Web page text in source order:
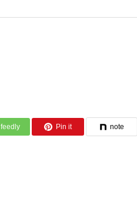
feedly Pin it note